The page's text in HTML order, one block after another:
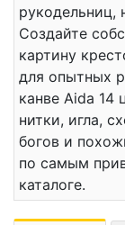
рукодельниц,
Создайте
картину
для опытных
канве Aida 14
нитки, игла,
богов и
по самым
каталоге.